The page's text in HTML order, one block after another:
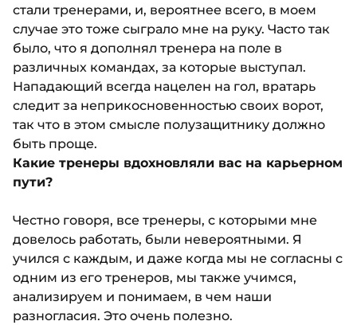
стали тренерами, и, вероятнее всего, в моем
случае это тоже сыграло мне на руку. Часто так
было, что я дополнял тренера на поле в
различных командах, за которые выступал.
Нападающий всегда нацелен на гол, вратарь
следит за неприкосновенностью своих ворот,
так что в этом смысле полузащитнику должно
быть проще.
Какие тренеры вдохновляли вас на карьерном
пути?
Честно говоря, все тренеры, с которыми мне
довелось работать, были невероятными. Я
учился с каждым, и даже когда мы не согласны с
одним из его тренеров, мы также учимся,
анализируем и понимаем, в чем наши
разногласия. Это очень полезно.